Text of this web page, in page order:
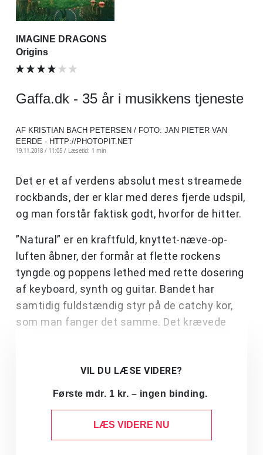
IMAGINE DRAGONS
Origins
Gaffa.dk - 35 år i musikkens tjeneste
AF KRISTIAN BACH PETERSEN / FOTO: JAN PIETER VAN
EERDE - HTTP://PHOTOPIT.NET
19.11.2018 / 11:05 / Læsetid: 1 min
Det er et af verdens absolut mest streamede
rockbands, der er klar med deres fjerde udspil,
og man forstår faktisk godt, hvorfor de hitter.
”Natural” er en kraftfuld, knyttet-næve-op-
luften åbner, der formår at flette rockens
tyngde og poppens lethed med rette dosering
af keyboard, synth og guitar. Bandet har
samtidig fuldstændig styr på de catchy kor,
som man fanger det samme. Det krævede
VIL DU LÆSE VIDERE?
Første mdr. 1 kr. – ingen binding.
LÆS VIDERE NU